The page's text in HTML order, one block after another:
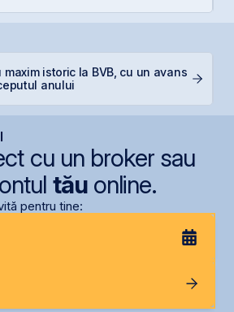
maxim istoric la BVB, cu un avans
anului
cu un broker sau
tăuonline.
pentru tine: